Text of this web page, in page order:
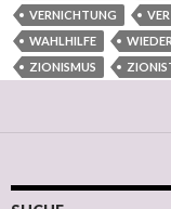
VERNICHTUNG
WAHLHILFE
ZIONISMUS